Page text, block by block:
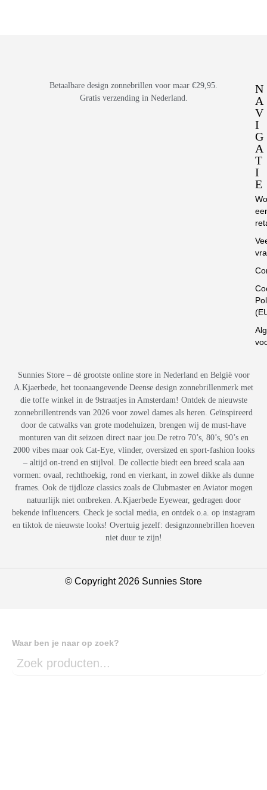
Betaalbare design zonnebrillen voor maar €29,95.
Gratis verzending in Nederland.
N
A
V
I
G
A
T
I
E
Sunnies Store – dé grootste online store in Nederland en België voor
A.Kjaerbede, het toonaangevende Deense design zonnebrillenmerk met
die toffe winkel in de 9straatjes in Amsterdam! Ontdek de nieuwste
zonnebrillentrends van 2026 voor zowel dames als heren. Geïnspireerd
door de catwalks van grote modehuizen, brengen wij de must-have
monturen van dit seizoen direct naar jou.De retro 70’s, 80’s, 90’s en
2000 vibes maar ook Cat-Eye, vlinder, oversized en sport-fashion looks
– altijd on-trend en stijlvol. De collectie biedt een breed scala aan
vormen: ovaal, rechthoekig, rond en vierkant, in zowel dikke als dunne
frames. Ook de tijdloze classics zoals de Clubmaster en Aviator mogen
natuurlijk niet ontbreken. A.Kjaerbede Eyewear, gedragen door
bekende influencers. Check je social media, en ontdek o.a. op instagram
en tiktok de nieuwste looks! Overtuig jezelf: designzonnebrillen hoeven
niet duur te zijn!
© Copyright 2026 Sunnies Store
Waar ben je naar op zoek?